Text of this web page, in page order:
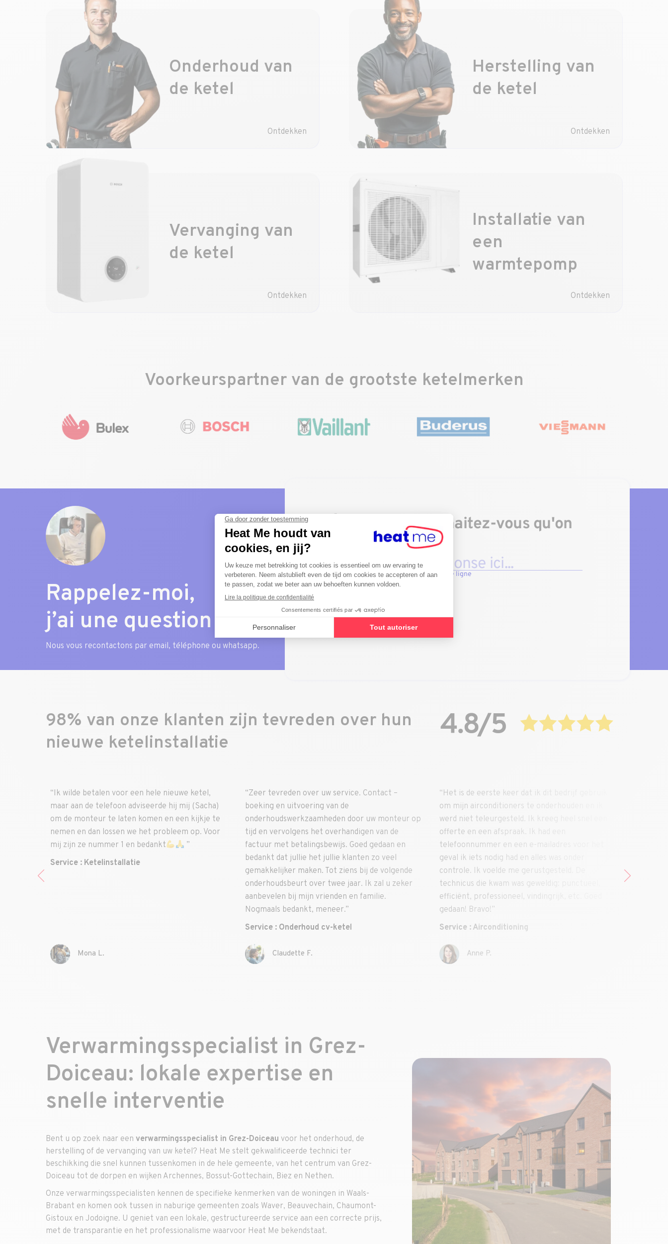
Onderhoud van
de ketel
Ontdekken
Herstelling van
de ketel
Ontdekken
Vervanging van
de ketel
Ontdekken
Installatie van
een
warmtepomp
Ontdekken
Voorkeurspartner van de grootste ketelmerken
Rappelez-moi,
j’ai une question
Nous vous recontactons par email, téléphone ou whatsapp.
98% van onze klanten zijn tevreden over hun
nieuwe ketelinstallatie
een hele nieuwe ketel,
adviseerde hij mij (Sacha)
komen en een kijkje te
we het probleem op. Voor
”
“Zeer tevreden over uw service. Contact –
boeking en uitvoering van de
onderhoudswerkzaamheden door uw monteur op
tijd en vervolgens het overhandigen van de
factuur met betalingsbewijs. Goed gedaan en
bedankt dat jullie het jullie klanten zo veel
gemakkelijker maken. Tot ziens bij de volgende
onderhoudsbeurt over twee jaar. Ik zal u zeker
aanbevelen bij mijn vrienden en familie.
“Het is de eerste keer dat ik dit bedrijf gebruik
om mijn airconditioners te onderhouden en ik
werd niet teleurgesteld. Ik kreeg heel snel een
offerte en een afspraak. Ik had een
telefoonnummer en een e-mailadres voor het
geval ik iets nodig had en alles was onder
controle. Ik voelde me gerustgesteld. De
technicus die kwam was geweldig: punctueel,
efficiënt, professioneel, vindingrijk, etc. Goed
gedaan! Bravo!”
Service : Airconditioning
“Zeer professionele service.
Nooit verrassingen na meerdere
met hen.
Ik beveel het aan!”
Service : Ketelreparaties
Verwarmingsspecialist in Grez-
Doiceau: lokale expertise en
snelle interventie
Bent u op zoek naar een verwarmingsspecialist in Grez-Doiceau voor het onderhoud, de
herstelling of de vervanging van uw ketel? Heat Me stelt gekwalificeerde technici ter
beschikking die snel kunnen tussenkomen in de hele gemeente, van het centrum van Grez-
Doiceau tot de dorpen en wijken Archennes, Bossut-Gottechain, Biez en Nethen.
Onze verwarmingsspecialisten kennen de specifieke kenmerken van de woningen in Waals-
Brabant en komen ook tussen in naburige gemeenten zoals Waver, Beauvechain, Chaumont-
Gistoux en Jodoigne. U geniet van een lokale, gestructureerde service aan een correcte prijs,
met de transparantie en het professionalisme waarvoor Heat Me bekendstaat.